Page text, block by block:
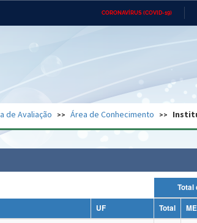
CORONAVÍRUS (COVID-19)
Ministério do Desenvolvimento
Regional
Advocacia-Geral da União Banco
de Avaliação Área de Conhecimento
UF Total ME